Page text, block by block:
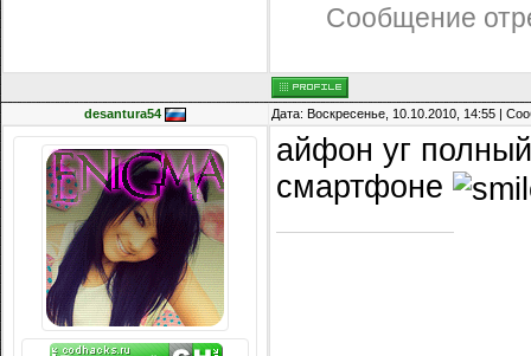
Сообщение
desantura54 Дата: Воскресенье, 10.10.2010, 14:55 |
айфон уг
смартфоне